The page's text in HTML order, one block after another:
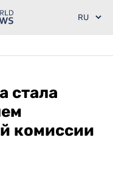
стала
комиссии